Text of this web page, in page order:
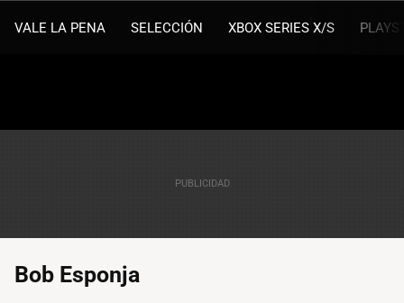
VALE LA PENA SELECCIÓN XBOX SERIES X/S
Bob Esponja